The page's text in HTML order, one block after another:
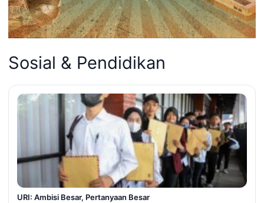
Sosial & Pendidikan
URI: Ambisi Besar, Pertanyaan Besar